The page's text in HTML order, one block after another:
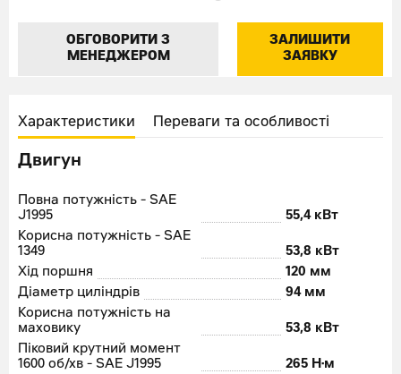
ОБГОВОРИТИ З
МЕНЕДЖЕРОМ
ЗАЛИШИТИ
ЗАЯВКУ
Характеристики Переваги та особливості
Двигун
Повна потужність - SAE
J1995
55,4 кВт
Корисна потужність - SAE
1349
53,8 кВт
Хід поршня
120 мм
Діаметр циліндрів
94 мм
Корисна потужність на
маховику
53,8 кВт
Піковий крутний момент
1600 об/хв - SAE J1995
265 Н·м